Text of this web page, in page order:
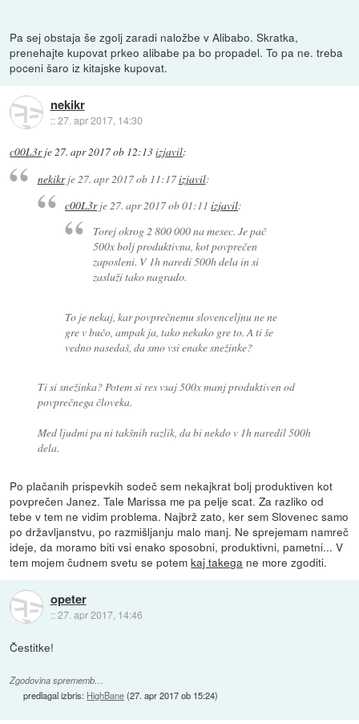
Pa sej obstaja še zgolj zaradi naložbe v Alibabo. Skratka,
prenehajte kupovat prkeo alibabe pa bo propadel. To pa ne. treba
poceni šaro iz kitajske kupovat.
nekikr
::27. apr 2017, 14:30
c00L3rje27. apr 2017 ob 12:13izjavil:
nekikrje27. apr 2017 ob 11:17izjavil:
c00L3rje 27. apr 2017 ob 01:11 izjavil:
Torej okrog 2 800 000 na mesec. Je pač
500x bolj produktivna, kot povprečen
zaposleni. V 1h naredi 500h dela in si
zasluži tako nagrado.
To je nekaj, kar povprečnemu slovenceljnu ne ne
gre v bučo, ampak ja, tako nekako gre to. A ti še
vedno nasedaš, da smo vsi enake snežinke?
Ti si snežinka? Potem si res vsaj 500x manj produktiven od
povprečnega človeka.
Med ljudmi pa ni takšnih razlik, da bi nekdo v 1h naredil 500h
dela.
Po plačanih prispevkih sodeč sem nekajkrat bolj produktiven kot
povprečen Janez. Tale Marissa me pa pelje scat. Za razliko od
tebe v tem ne vidim problema. Najbrž zato, ker sem Slovenec samo
po državljanstvu, po razmišljanju malo manj. Ne sprejemam namreč
ideje, da moramo biti vsi enako sposobni, produktivni, pametni... V
tem mojem čudnem svetu se potemkaj takega ne more zgoditi.
opeter
::27. apr 2017, 14:46
Čestitke!
Zgodovina sprememb…
predlagal izbris: HighBane(27. apr 2017 ob 15:24)